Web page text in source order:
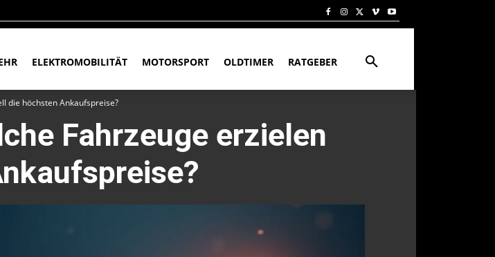
ELEKTROMOBILITÄT MOTORSPORT OLDTIMER RATGEBER
die höchsten Ankaufspreise?
Fahrzeuge erzielen